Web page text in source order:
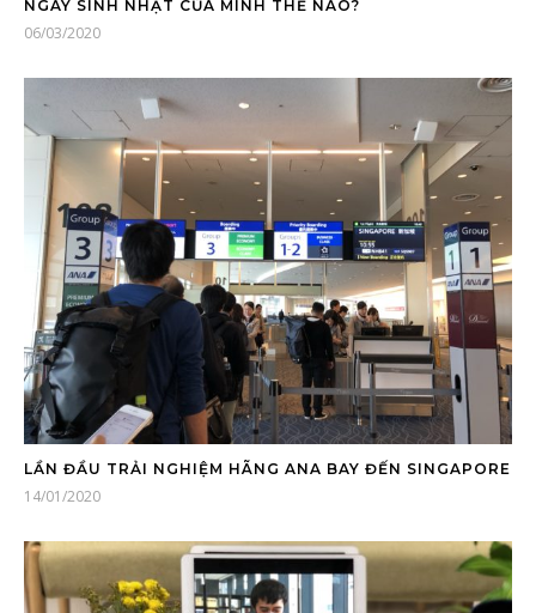
NGÀY SINH NHẬT CỦA MÌNH THẾ NÀO?
06/03/2020
LẦN ĐẦU TRẢI NGHIỆM HÃNG ANA BAY ĐẾN SINGAPORE
14/01/2020